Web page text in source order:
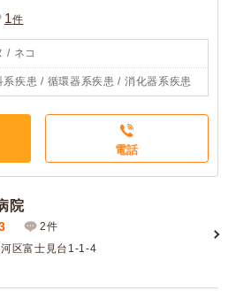
1件
/ ネコ
系疾患 / 循環器系疾患 / 消化器系疾患
電話
院
2件
区富士見台1-1-4